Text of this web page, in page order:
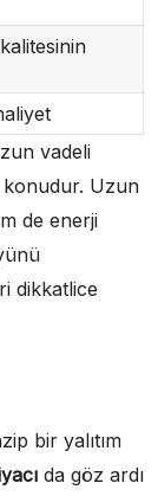
vadeli
konudur. Uzun
de enerji
dikkatlice
bir yalıtım
da göz ardı